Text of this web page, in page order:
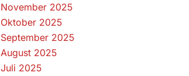
November 2025
Oktober 2025
September 2025
August 2025
Juli 2025